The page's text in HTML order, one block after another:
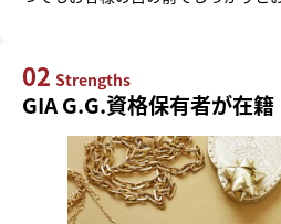
02 Strengths
GIA G.G.資格保有者が在籍